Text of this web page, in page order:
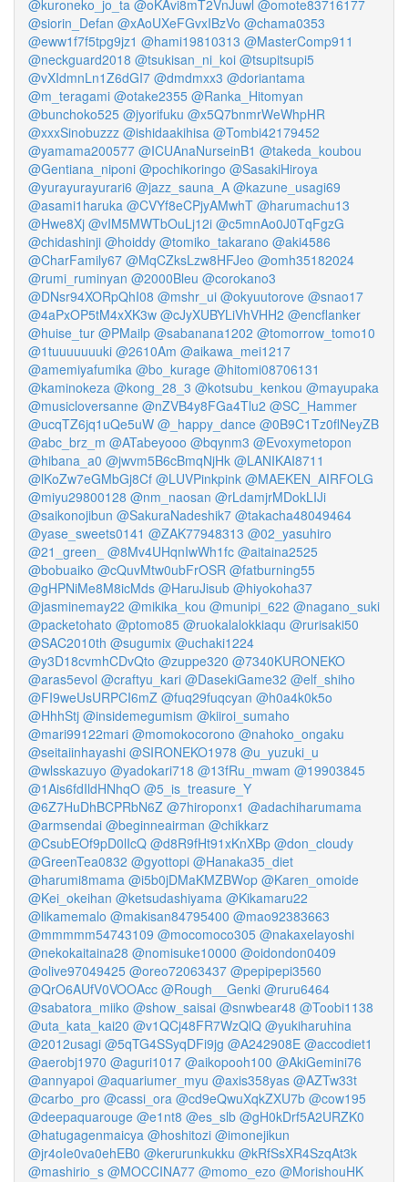
@kuroneko_jo_ta @oKAvi8mT2VnJuwl @omote83716177
@siorin_Defan @xAoUXeFGvxIBzVo @chama0353
@eww1f7f5tpg9jz1 @hami19810313 @MasterComp911
@neckguard2018 @tsukisan_ni_koi @tsupitsupi5
@vXIdmnLn1Z6dGI7 @dmdmxx3 @doriantama
@m_teragami @otake2355 @Ranka_Hitomyan
@bunchoko525 @jyorifuku @x5Q7bnmrWeWhpHR
@xxxSinobuzzz @ishidaakihisa @Tombi42179452
@yamama200577 @ICUAnaNurseinB1 @takeda_koubou
@Gentiana_niponi @pochikoringo @SasakiHiroya
@yurayurayurari6 @jazz_sauna_A @kazune_usagi69
@asami1haruka @CVYf8eCPjyAMwhT @harumachu13
@Hwe8Xj @vIM5MWTbOuLj12i @c5mnAo0J0TqFgzG
@chidashinji @hoiddy @tomiko_takarano @aki4586
@CharFamily67 @MqCZksLzw8HFJeo @omh35182024
@rumi_ruminyan @2000Bleu @corokano3
@DNsr94XORpQhI08 @mshr_ui @okyuutorove @snao17
@4aPxOP5tM4xXK3w @cJyXUBYLiVhVHH2 @encflanker
@huise_tur @PMailp @sabanana1202 @tomorrow_tomo10
@1tuuuuuuuki @2610Am @aikawa_mei1217
@amemiyafumika @bo_kurage @hitomi08706131
@kaminokeza @kong_28_3 @kotsubu_kenkou @mayupaka
@musicloversanne @nZVB4y8FGa4Tlu2 @SC_Hammer
@ucqTZ6jq1uQe5uW @_happy_dance @0B9C1Tz0flNeyZB
@abc_brz_m @ATabeyooo @bqynm3 @Evoxymetopon
@hibana_a0 @jwvm5B6cBmqNjHk @LANIKAI8711
@lKoZw7eGMbGj8Cf @LUVPinkpink @MAEKEN_AIRFOLG
@miyu29800128 @nm_naosan @rLdamjrMDokLIJi
@saikonojibun @SakuraNadeshik7 @takacha48049464
@yase_sweets0141 @ZAK77948313 @02_yasuhiro
@21_green_
@8Mv4UHqnIwWh1fc @aitaina2525
@bobuaiko @cQuvMtw0ubFrOSR @fatburning55
@gHPNiMe8M8icMds @HaruJisub @hiyokoha37
@jasminemay22 @mikika_kou @munipi_622 @nagano_suki
@packetohato @ptomo85 @ruokalalokkiaqu @rurisaki50
@SAC2010th @sugumix @uchaki1224
@y3D18cvmhCDvQto @zuppe320 @7340KURONEKO
@aras5evol @craftyu_kari @DasekiGame32 @elf_shiho
@FI9weUsURPCI6mZ @fuq29fuqcyan @h0a4k0k5o
@HhhStj @insidemegumism @kiiroi_sumaho
@mari99122mari @momokocorono @nahoko_ongaku
@seitaiinhayashi @SIRONEKO1978 @u_yuzuki_u
@wlsskazuyo @yadokari718 @13fRu_mwam @19903845
@1Ais6fdIldHNhqO @5_is_treasure_Y
@6Z7HuDhBCPRbN6Z @7hiroponx1 @adachiharumama
@armsendai @beginneairman @chikkarz
@CsubEOf9pD0lIcQ @d8R9fHt91xKnXBp @don_cloudy
@GreenTea0832 @gyottopi @Hanaka35_diet
@harumi8mama @i5b0jDMaKMZBWop @Karen_omoide
@Kei_okeihan @ketsudashiyama @Kikamaru22
@likamemalo @makisan84795400 @mao92383663
@mmmmm54743109 @mocomoco305 @nakaxelayoshi
@nekokaitaina28 @nomisuke10000 @oidondon0409
@olive97049425 @oreo72063437 @pepipepi3560
@QrO6AUfV0VOOAcc @Rough__Genki @ruru6464
@sabatora_miiko @show_saisai @snwbear48 @Toobi1138
@uta_kata_kai20 @v1QCj48FR7WzQlQ @yukiharuhina
@2012usagi @5qTG4SSyqDFi9jg @A242908E @accodiet1
@aerobj1970 @aguri1017 @aikopooh100 @AkiGemini76
@annyapoi @aquariumer_myu @axis358yas @AZTw33t
@carbo_pro @cassi_ora @cd9eQwuXqkZXU7b @cow195
@deepaquarouge @e1nt8 @es_slb @gH0kDrf5A2URZK0
@hatugagenmaicya @hoshitozi @imonejikun
@jr4oIe0va0ehEB0 @kerurunkukku @kRfSsXR4SzqAt3k
@mashirio_s @MOCCINA77 @momo_ezo @MorishouHK